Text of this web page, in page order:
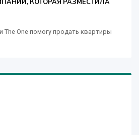
КОТОРАЯ РАЗМЕСТИЛА
Тhe One помогу продать квартиры